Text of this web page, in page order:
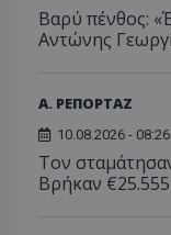
Βαρύ πένθος:
Αντώνης
Α. ΡΕΠΟΡΤΑΖ
10.08.2026 - 08:26
Τον
Βρήκαν